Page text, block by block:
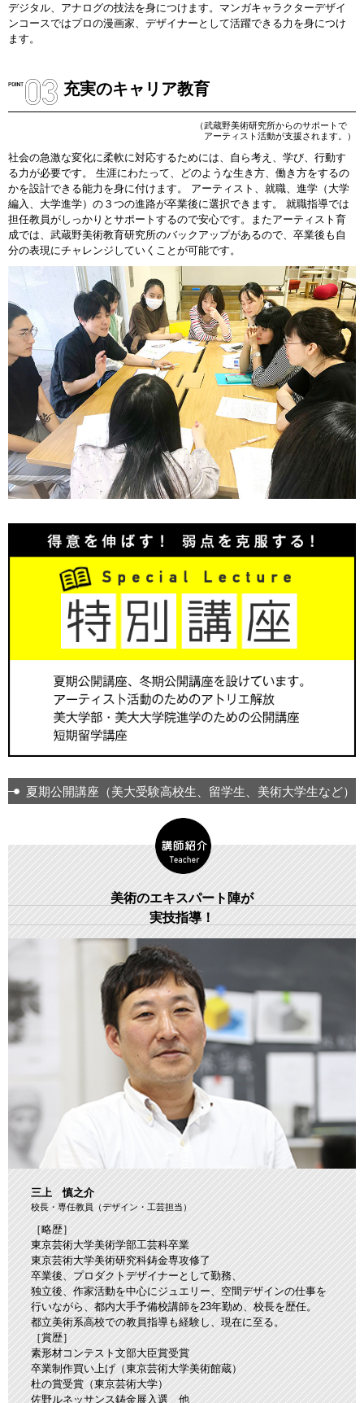
デジタル、アナログの技法を身につけます。マンガキャラクターデザイ
ンコースではプロの漫画家、デザイナーとして活躍できる力を身につけ
ます。
充実のキャリア教育
（武蔵野美術研究所からのサポートで
アーティスト活動が支援されます。）
社会の急激な変化に柔軟に対応するためには、自ら考え、学び、行動す
る力が必要です。 生涯にわたって、どのような生き方、働き方をするの
かを設計できる能力を身に付けます。 アーティスト、就職、進学（大学
編入、大学進学）の３つの進路が卒業後に選択できます。 就職指導では
担任教員がしっかりとサポートするので安心です。またアーティスト育
成では、武蔵野美術教育研究所のバックアップがあるので、卒業後も自
分の表現にチャレンジしていくことが可能です。
夏期公開講座（美大受験高校生、留学生、美術大学生など）
美術のエキスパート陣が
実技指導！
三上 慎之介
校長・専任教員（デザイン・工芸担当）
［略歴］
東京芸術大学美術学部工芸科卒業
東京芸術大学美術研究科鋳金専攻修了
卒業後、プロダクトデザイナーとして勤務、
独立後、作家活動を中心にジュエリー、空間デザインの仕事を
行いながら、都内大手予備校講師を23年勤め、校長を歴任。
都立美術系高校での教員指導も経験し、現在に至る。
［賞歴］
素形材コンテスト文部大臣賞受賞
卒業制作買い上げ（東京芸術大学美術館蔵）
杜の賞受賞（東京芸術大学）
佐野ルネッサンス鋳金展入選 他